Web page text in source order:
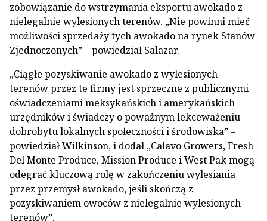
zobowiązanie do wstrzymania eksportu awokado z
nielegalnie wylesionych terenów. „Nie powinni mieć
możliwości sprzedaży tych awokado na rynek Stanów
Zjednoczonych” – powiedział Salazar.
„Ciągłe pozyskiwanie awokado z wylesionych
terenów przez te firmy jest sprzeczne z publicznymi
oświadczeniami meksykańskich i amerykańskich
urzędników i świadczy o poważnym lekceważeniu
dobrobytu lokalnych społeczności i środowiska” –
powiedział Wilkinson, i dodał „Calavo Growers, Fresh
Del Monte Produce, Mission Produce i West Pak mogą
odegrać kluczową rolę w zakończeniu wylesiania
przez przemysł awokado, jeśli skończą z
pozyskiwaniem owoców z nielegalnie wylesionych
terenów”.